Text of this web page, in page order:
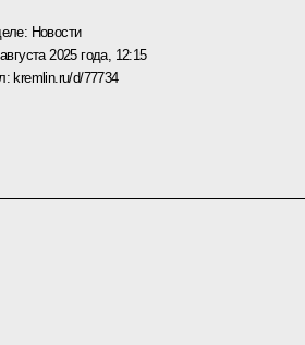
Новости
2025 года, 12:15
kremlin.ru/d/77734